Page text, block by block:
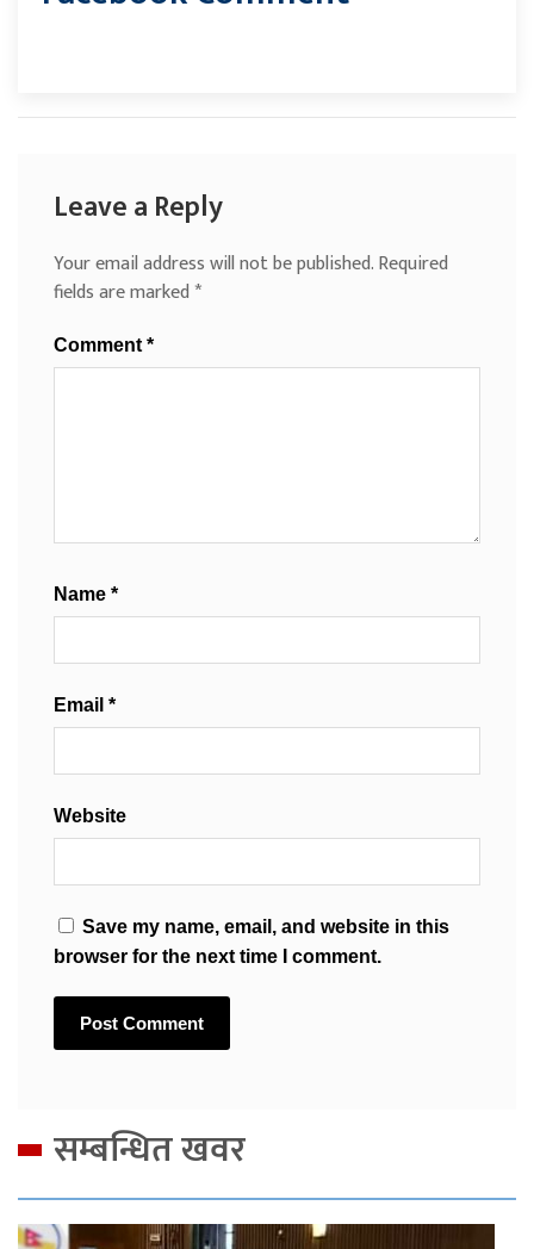
Leave a Reply
Your email address will not be published.Required
fields are marked*
Comment *
Name *
Email *
Website
Save my name, email, and website in this
browser for the next time I comment.
सम्बन्धित खवर